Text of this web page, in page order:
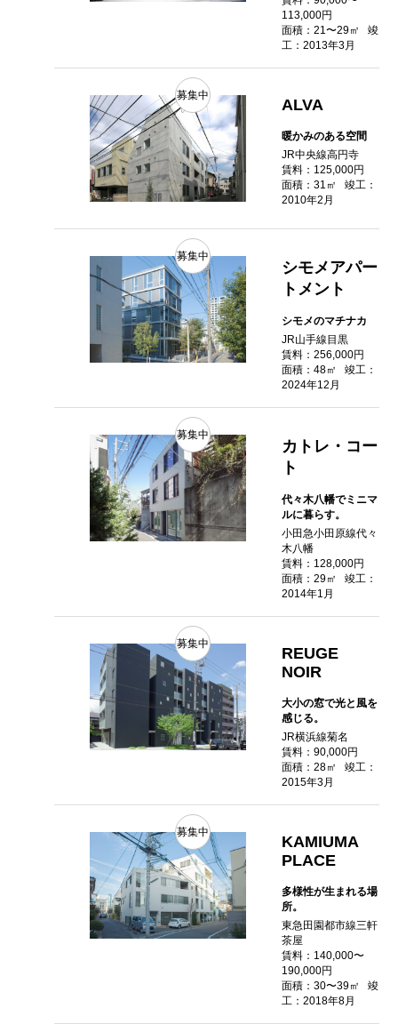
113,000円
面積：21〜29㎡
竣
工：2013年3月
募集中
ALVA
暖かみのある空間
JR中央線高円寺
賃料：125,000円
面積：31㎡
竣工：
2010年2月
募集中
シモメアパー
トメント
シモメのマチナカ
JR山手線目黒
賃料：256,000円
面積：48㎡
竣工：
2024年12月
募集中
カトレ・コー
ト
代々木八幡でミニマ
ルに暮らす。
小田急小田原線代々
木八幡
賃料：128,000円
面積：29㎡
竣工：
2014年1月
募集中
REUGE
NOIR
大小の窓で光と風を
感じる。
JR横浜線菊名
賃料：90,000円
面積：28㎡
竣工：
2015年3月
募集中
KAMIUMA
PLACE
多様性が生まれる場
所。
東急田園都市線三軒
茶屋
賃料：140,000〜
190,000円
面積：30〜39㎡
竣
工：2018年8月